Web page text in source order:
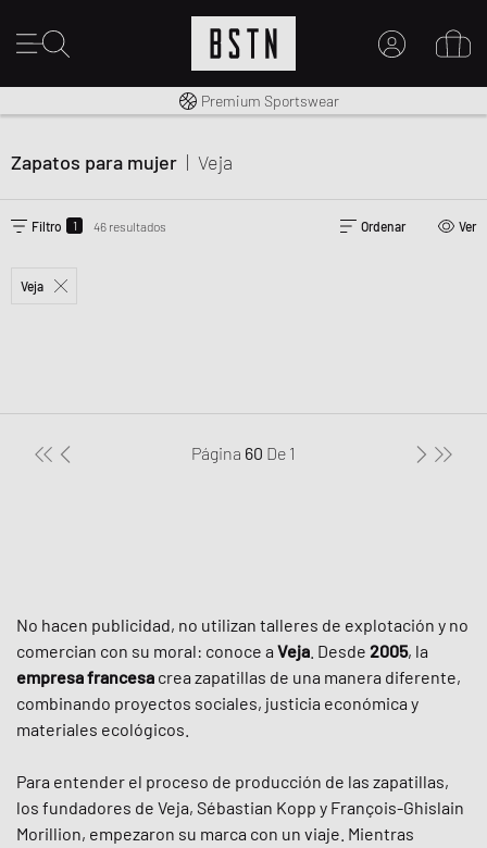
Envío gratuito a España desde € 100
Premium Sportswear
Zapatos para mujer | Veja
Filtro 1 46 resultados Ordenar Ver
Veja
Página 60 De 1
No hacen publicidad, no utilizan talleres de explotación y no
comercian con su moral: conoce a Veja . Desde 2005, la
empresa francesa crea zapatillas de una manera diferente,
combinando proyectos sociales, justicia económica y
materiales ecológicos.
Para entender el proceso de producción de las zapatillas,
los fundadores de Veja, Sébastian Kopp y François-Ghislain
Morillion, empezaron su marca con un viaje. Mientras